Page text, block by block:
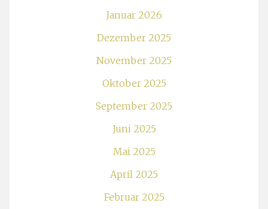
Januar 2026
Dezember 2025
November 2025
Oktober 2025
September 2025
Juni 2025
Mai 2025
April 2025
Februar 2025